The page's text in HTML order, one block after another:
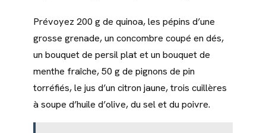
Prévoyez 200 g de quinoa, les pépins d’une
grosse grenade, un concombre coupé en dés,
un bouquet de persil plat et un bouquet de
menthe fraîche, 50 g de pignons de pin
torréfiés, le jus d’un citron jaune, trois cuillères
à soupe d’huile d’olive, du sel et du poivre.